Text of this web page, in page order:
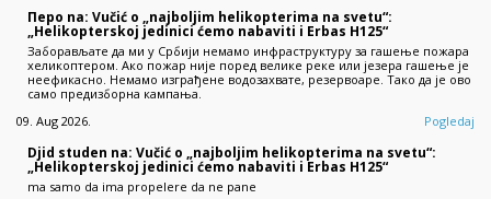
Перо na: Vučić o „najboljim helikopterima na svetu“:
„Helikopterskoj jedinici ćemo nabaviti i Erbas H125“
Заборављате да ми у Србији немамо инфраструктуру за гашење пожара
хеликоптером. Ако пожар није поред велике реке или језера гашење је
неефикасно. Немамо изграђене водозахвате, резервоаре. Тако да је ово
само предизборна кампања.
09. Aug 2026.
Pogledaj
Djid studen na: Vučić o „najboljim helikopterima na svetu“:
„Helikopterskoj jedinici ćemo nabaviti i Erbas H125“
ma samo da ima propelere da ne pane